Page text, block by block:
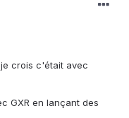
crois c'était avec
GXR en lançant des